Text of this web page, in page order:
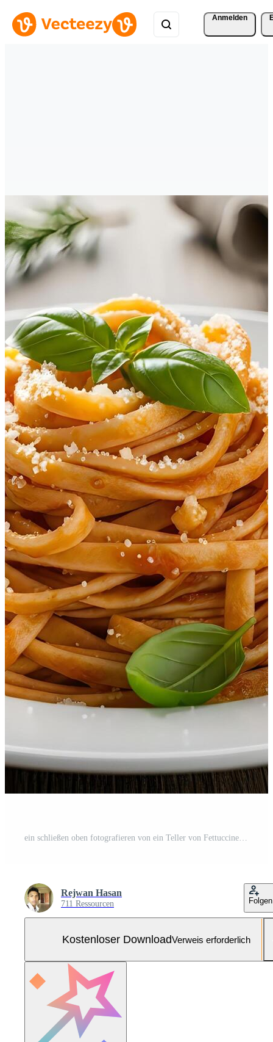
Anmelden
ein schließen oben fotografieren von ein Teller von Fettuccine Pasta gekrönt mit Parmesan Käse und frisch Basilikum Blätter hohe Qualität Fachmann detailliert Kostenloses Foto
Rejwan Hasan
711 Ressourcen Folgen
Kostenloser DownloadVerweis erforderlich